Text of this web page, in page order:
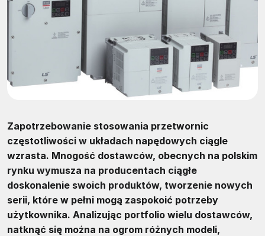
Zapotrzebowanie stosowania przetwornic
częstotliwości w układach napędowych ciągle
wzrasta. Mnogość dostawców, obecnych na polskim
rynku wymusza na producentach ciągłe
doskonalenie swoich produktów, tworzenie nowych
serii, które w pełni mogą zaspokoić potrzeby
użytkownika. Analizując portfolio wielu dostawców,
natknąć się można na ogrom różnych modeli,